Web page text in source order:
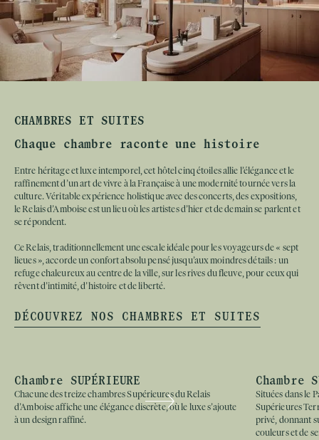
CHAMBRES ET SUITES
Chaque chambre raconte une histoire
Entre héritage et luxe intemporel, cet hôtel cinq étoiles allie l’élégance et le
raffinement d’un art de vivre à la Française à une modernité tournée vers la
culture. Véritable expérience holistique avec des concerts, des expositions,
le Relais d’Amboise est un lieu où les artistes d’hier et de demain se parlent et
se répondent.
Ce Relais, traditionnellement une escale idéale pour les voyageurs de « sept
lieues », accorde un confort absolu pensé jusqu’aux moindres détails : un
refuge chaleureux au centre de la ville, sur les rives du fleuve, pour ceux qui
rêvent d’intimité, d’histoire et de liberté.
Chambre SUPÉRIEURE TERRASSE
Situées dans le Pavillon Charles VIII, les trois chambres
Supérieures Terrasse possèdent chacune leur propre jardin
privé, donnant sur le parc du Relais d’Amboise, composé de
Chambre
Loire
Dans le
Supérieures
raffinement et
DÉCOUVREZ NOS CHAMBRES ET SUITES